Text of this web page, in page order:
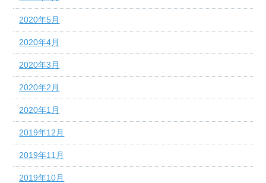
2020年5月
2020年4月
2020年3月
2020年2月
2020年1月
2019年12月
2019年11月
2019年10月